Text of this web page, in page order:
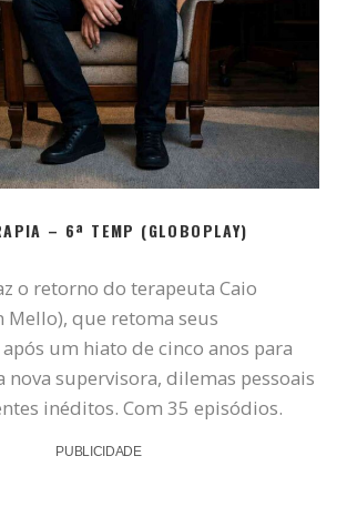
– 6ª TEMP (GLOBOPLAY)
o retorno do terapeuta Caio
Mello), que retoma seus
um hiato de cinco anos para
supervisora, dilemas pessoais
inéditos. Com 35 episódios.
PUBLICIDADE